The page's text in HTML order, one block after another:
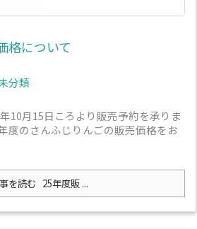
格について
分類
10月15日ころより販売予約を承りま
のさんふじりんごの販売価格をお
を読む 25年度販 ...